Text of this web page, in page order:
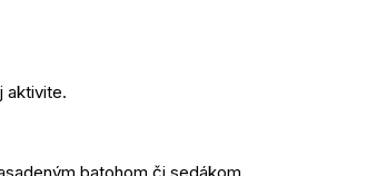
aktivite.
batohom či sedákom.